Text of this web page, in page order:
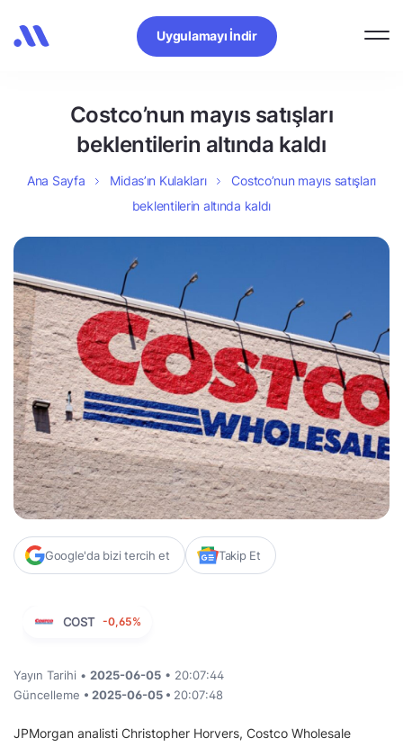
Uygulamayı İndir
Costco’nun mayıs satışları
beklentilerin altında kaldı
Ana Sayfa Midas’ın Kulakları
Costco’nun mayıs satışları
beklentilerin altında kaldı
Google'da bizi tercih et Takip Et
COST -0,65%
Yayın Tarihi • 2025-06-05 • 20:07:44
Güncelleme • 2025-06-05 • 20:07:48
JPMorgan analisti Christopher Horvers, Costco Wholesale